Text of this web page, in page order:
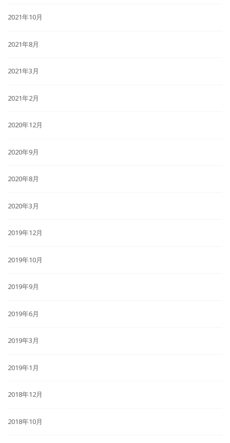
2021年10月
2021年8月
2021年3月
2021年2月
2020年12月
2020年9月
2020年8月
2020年3月
2019年12月
2019年10月
2019年9月
2019年6月
2019年3月
2019年1月
2018年12月
2018年10月